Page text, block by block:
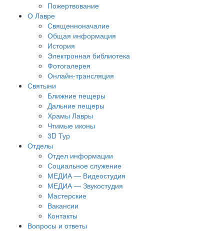
Пожертвование
О Лавре
Священноначалие
Общая информация
История
Электронная библиотека
Фотогалерея
Онлайн-трансляция
Святыни
Ближние пещеры
Дальние пещеры
Храмы Лавры
Чтимые иконы
3D Тур
Отделы
Отдел информации
Социальное служение
МЕДИА — Видеостудия
МЕДИА — Звукостудия
Мастерские
Вакансии
Контакты
Вопросы и ответы